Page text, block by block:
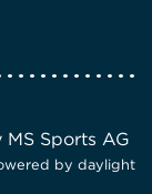
Sports AG
by daylight